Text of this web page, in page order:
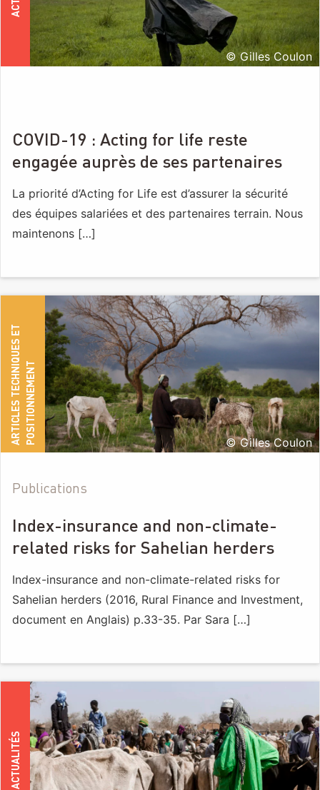
© Gilles Coulon
COVID-19 : Acting for life reste
engagée auprès de ses partenaires
La priorité d’Acting for Life est d’assurer la sécurité
des équipes salariées et des partenaires terrain. Nous
maintenons […]
A
R
T
I
C
L
E
S
T
E
C
H
N
I
Q
U
E
S
E
T
P
O
S
I
T
I
O
N
N
E
M
E
NT © Gilles Coulon
Publications
Index-insurance and non-climate-
related risks for Sahelian herders
Index-insurance and non-climate-related risks for
Sahelian herders (2016, Rural Finance and Investment,
document en Anglais) p.33-35. Par Sara […]
ACTUALITÉS